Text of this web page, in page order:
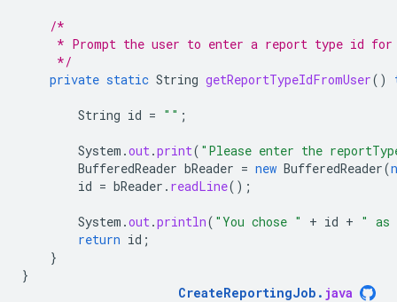
/*
* Prompt the user to enter a report type id
     */
private static String getReportTypeIdFromUser()
String id = "" ;
System .out.print( "Please enter the
BufferedReader bReader = new BufferedReader(
id = bReader . readLine();
System .out.println( "You chose " + id + " as
return id ;
}
}
CreateReportingJob . java